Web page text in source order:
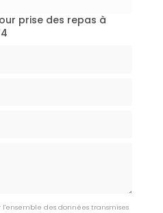
prise des repas à
des données transmises